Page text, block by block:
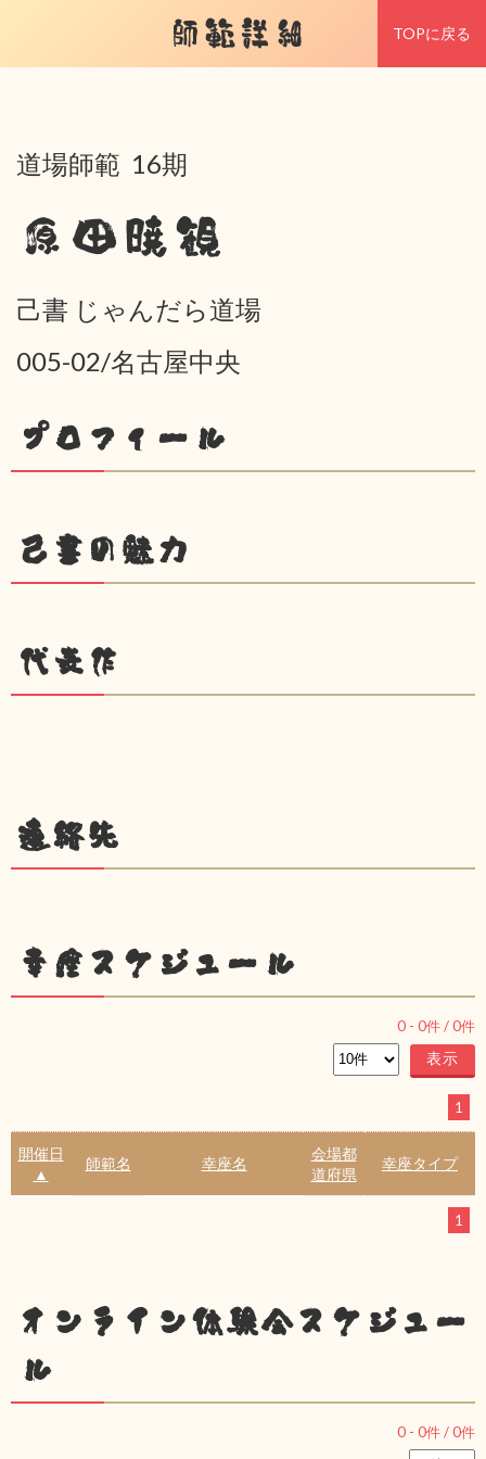
師範詳細 TOPに戻る
道場師範 16期
原田暁観
己書 じゃんだら道場
005-02/名古屋中央
プロフィール
己書の魅力
代表作
連絡先
幸座スケジュール
0 - 0件 /0件
1
開催日
▲
師範名 幸座名
会場都
道府県
幸座タイプ
1
オンライン体験会スケジュー
ル
0 - 0件 /0件